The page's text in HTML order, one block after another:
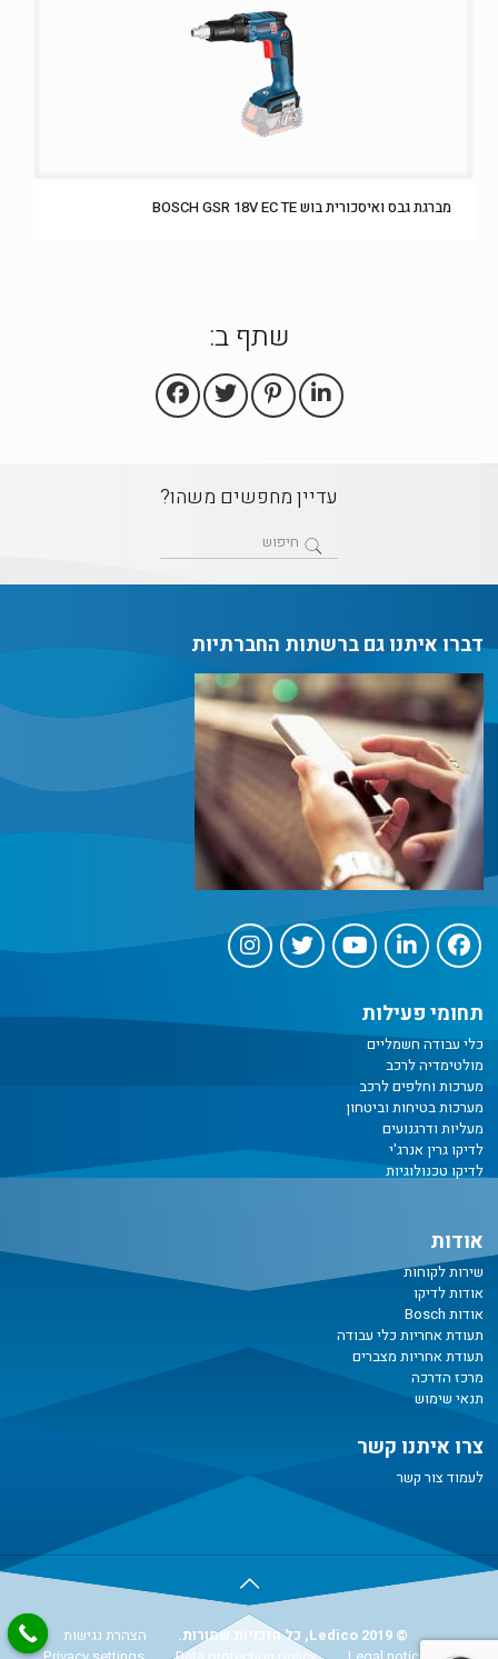
מברגת גבס ואיסכורית בוש BOSCH GSR 18V EC TE
שתף ב:
עדיין מחפשים משהו?
דברו איתנו גם ברשתות החברתיות
תחומי פעילות
כלי עבודה חשמליים
מולטימדיה לרכב
מערכות וחלפים לרכב
מערכות בטיחות וביטחון
מעליות ודרגנועים
לדיקו גרין אנרג'י
לדיקו טכנולוגיות
אודות
שירות לקוחות
אודות לדיקו
אודות Bosch
תעודת אחריות כלי עבודה
תעודת אחריות מצברים
מרכז הדרכה
תנאי שימוש
צרו איתנו קשר
לעמוד צור קשר
© Ledico 2019, כל הזכויות שמורות.
הצהרת נגישות